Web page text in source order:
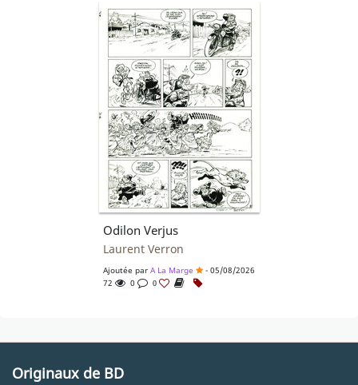
Odilon Verjus
Laurent Verron
Ajoutée par A La Marge
- 05/08/2026
72
0 0
Originaux de BD